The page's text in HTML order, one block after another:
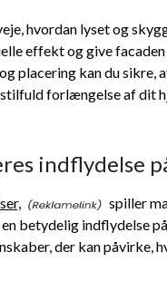
hvordan lyset og
effekt og give
placering kan du
stilfuld forlængelse af
indflydelse
spiller
betydelig indflydelse
der kan påvirke,